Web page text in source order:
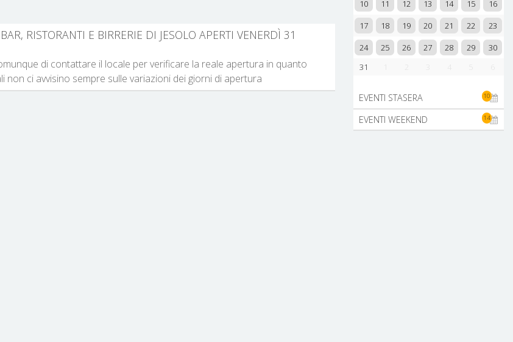
RISTORANTI E BIRRERIE DI JESOLO APERTI VENERDÌ 31
di contattare il locale per verificare la reale apertura in quanto
non ci avvisino sempre sulle variazioni dei giorni di apertura
10 11 12 13 14 15
16
17
18 19 20 21 22
23
24
25 26 27 28 29
30
31
EVENTI STASERA 10
EVENTI WEEKEND 14